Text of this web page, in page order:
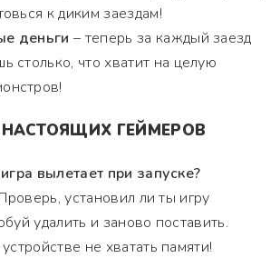
к диким заездам!
деньги – теперь за каждый заезд
столько, что хватит на целую
ГЕЙМЕРОВ
вылетает при запуске?
установил ли ты игру
удалить и заново поставить.
не хватать памяти!